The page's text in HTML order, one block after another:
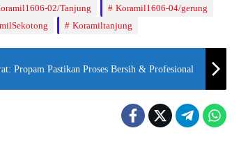
02/Tanjung
Koramil1606-04/gerung
Koramiltanjung
Propam Pastikan Proses Bersih & Profesional